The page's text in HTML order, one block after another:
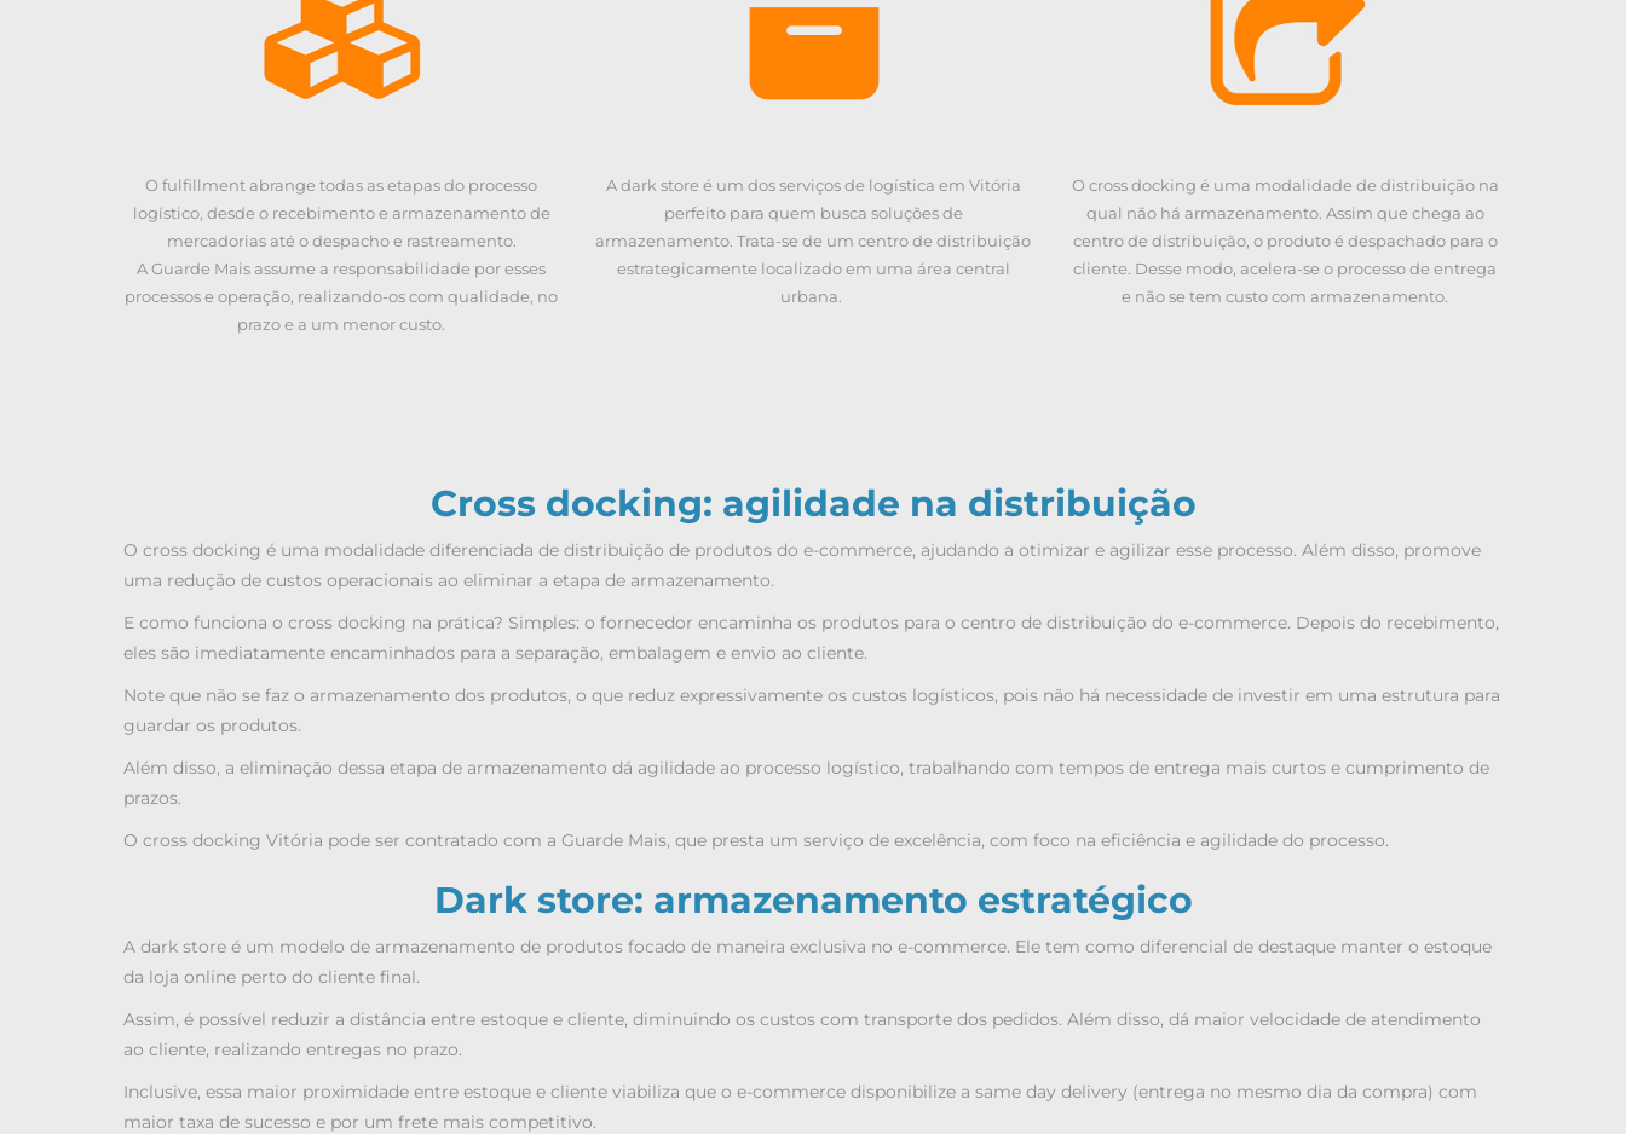
O fulfillment abrange todas as etapas do processo
logístico, desde o recebimento e armazenamento de
mercadorias até o despacho e rastreamento.
A Guarde Mais assume a responsabilidade por esses
processos e operação, realizando-os com qualidade, no
prazo e a um menor custo.
A dark store é um dos serviços de logística em Vitória
perfeito para quem busca soluções de
armazenamento. Trata-se de um centro de distribuição
estrategicamente localizado em uma área central
urbana.
O cross docking é uma modalidade de distribuição na
qual não há armazenamento. Assim que chega ao
centro de distribuição, o produto é despachado para o
cliente. Desse modo, acelera-se o processo de entrega
e não se tem custo com armazenamento.
Cross docking: agilidade na distribuição
O cross docking é uma modalidade diferenciada de distribuição de produtos do e-commerce, ajudando a otimizar e agilizar esse processo. Além disso, promove
uma redução de custos operacionais ao eliminar a etapa de armazenamento.
E como funciona o cross docking na prática? Simples: o fornecedor encaminha os produtos para o centro de distribuição do e-commerce. Depois do recebimento,
eles são imediatamente encaminhados para a separação, embalagem e envio ao cliente.
Note que não se faz o armazenamento dos produtos, o que reduz expressivamente os custos logísticos, pois não há necessidade de investir em uma estrutura para
guardar os produtos.
Além disso, a eliminação dessa etapa de armazenamento dá agilidade ao processo logístico, trabalhando com tempos de entrega mais curtos e cumprimento de
prazos.
O cross docking Vitória pode ser contratado com a Guarde Mais, que presta um serviço de excelência, com foco na eficiência e agilidade do processo.
Dark store: armazenamento estratégico
A dark store é um modelo de armazenamento de produtos focado de maneira exclusiva no e-commerce. Ele tem como diferencial de destaque manter o estoque
da loja online perto do cliente final.
Assim, é possível reduzir a distância entre estoque e cliente, diminuindo os custos com transporte dos pedidos. Além disso, dá maior velocidade de atendimento
ao cliente, realizando entregas no prazo.
Inclusive, essa maior proximidade entre estoque e cliente viabiliza que o e-commerce disponibilize a same day delivery (entrega no mesmo dia da compra) com
maior taxa de sucesso e por um frete mais competitivo.